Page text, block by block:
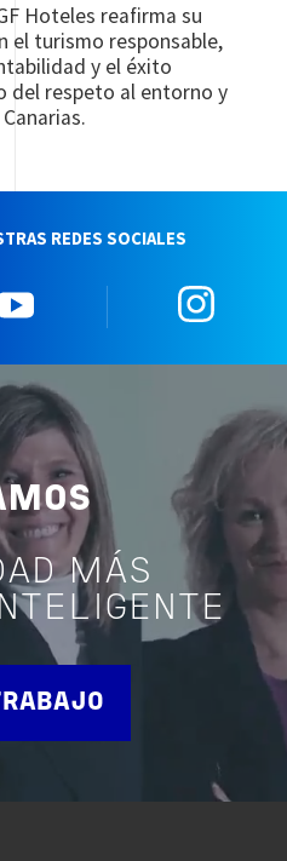
Hoteles reafirma su
el turismo responsable,
y el éxito
del respeto al entorno y
REDES SOCIALES
MÁS